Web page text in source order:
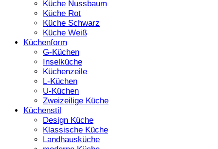
Küche Nussbaum
Küche Rot
Küche Schwarz
Küche Weiß
Küchenform
G-Küchen
Inselküche
Küchenzeile
L-Küchen
U-Küchen
Zweizeilige Küche
Küchenstil
Design Küche
Klassische Küche
Landhausküche